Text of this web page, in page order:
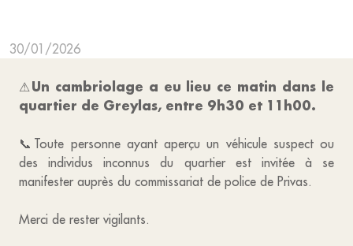
30/01/2026
⚠Un cambriolage a eu lieu ce matin dans le
quartier de Greylas, entre 9h30 et 11h00.
📞Toute personne ayant aperçu un véhicule suspect ou
des individus inconnus du quartier est invitée à se
manifester auprès du commissariat de police de Privas.
Merci de rester vigilants.